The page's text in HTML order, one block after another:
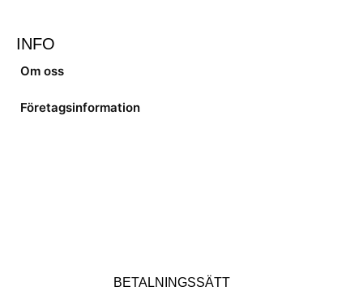
INFO
Om oss
Företagsinformation
BETALNINGSSÄTT